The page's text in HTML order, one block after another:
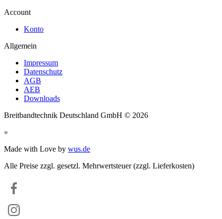
Account
Konto
Allgemein
Impressum
Datenschutz
AGB
AEB
Downloads
Breitbandtechnik Deutschland GmbH © 2026
Made with Love by wus.de
Alle Preise zzgl. gesetzl. Mehrwertsteuer (zzgl. Lieferkosten)